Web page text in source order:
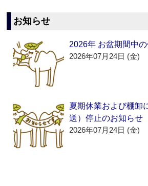
お知らせ
2026年 お盆期間中
2026年07月24日 (金)
夏期休業および棚卸
送）停止のお知らせ
2026年07月24日 (金)